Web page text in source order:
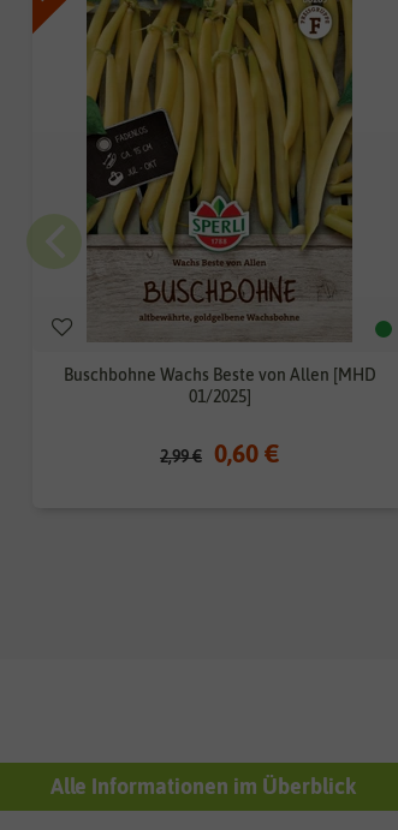
Buschbohne Wachs Beste von Allen [MHD
01/2025]
2,99 € 0,60 €
Alle Informationen im Überblick